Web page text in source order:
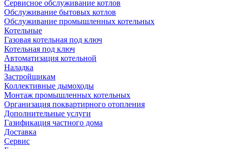
Сервисное обслуживание котлов
Обслуживание бытовых котлов
Обслуживание промышленных котельных
Котельные
Газовая котельная под ключ
Котельная под ключ
Автоматизация котельной
Наладка
Застройщикам
Коллективные дымоходы
Монтаж промышленных котельных
Организация поквартирного отопления
Дополнительные услуги
Газификация частного дома
Доставка
Сервис